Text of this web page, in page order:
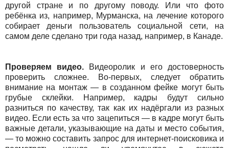
другой стране и по другому поводу. Или что фото
ребёнка из, например, Мурманска, на лечение которого
собирает деньги пользователь социальной сети, на
самом деле сделано три года назад, например, в Канаде.
Проверяем видео. Видеоролик и его достоверность
проверить сложнее. Во-первых, следует обратить
внимание на монтаж — в созданном фейке могут быть
грубые склейки. Например, кадры будут сильно
разниться по качеству, так как их надёргали из разных
видео. Если есть за что зацепиться — в кадре могут быть
важные детали, указывающие на даты и место события,
— то можно составить запрос для интернет-поисковика и